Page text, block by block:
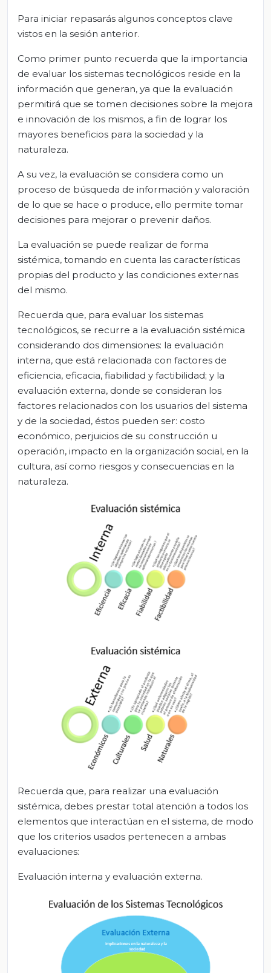
Para iniciar repasarás algunos conceptos clave
vistos en la sesión anterior.
Como primer punto recuerda que la importancia
de evaluar los sistemas tecnológicos reside en la
información que generan, ya que la evaluación
permitirá que se tomen decisiones sobre la mejora
e innovación de los mismos, a fin de lograr los
mayores beneficios para la sociedad y la
naturaleza.
A su vez, la evaluación se considera como un
proceso de búsqueda de información y valoración
de lo que se hace o produce, ello permite tomar
decisiones para mejorar o prevenir daños.
La evaluación se puede realizar de forma
sistémica, tomando en cuenta las características
propias del producto y las condiciones externas
del mismo.
Recuerda que, para evaluar los sistemas
tecnológicos, se recurre a la evaluación sistémica
considerando dos dimensiones: la evaluación
interna, que está relacionada con factores de
eficiencia, eficacia, fiabilidad y factibilidad; y la
evaluación externa, donde se consideran los
factores relacionados con los usuarios del sistema
y de la sociedad, éstos pueden ser: costo
económico, perjuicios de su construcción u
operación, impacto en la organización social, en la
cultura, así como riesgos y consecuencias en la
naturaleza.
Recuerda que, para realizar una evaluación
sistémica, debes prestar total atención a todos los
elementos que interactúan en el sistema, de modo
que los criterios usados pertenecen a ambas
evaluaciones:
Evaluación interna y evaluación externa.